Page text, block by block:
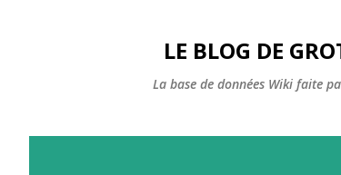
LE BLOG DE
La base de données Wiki faite